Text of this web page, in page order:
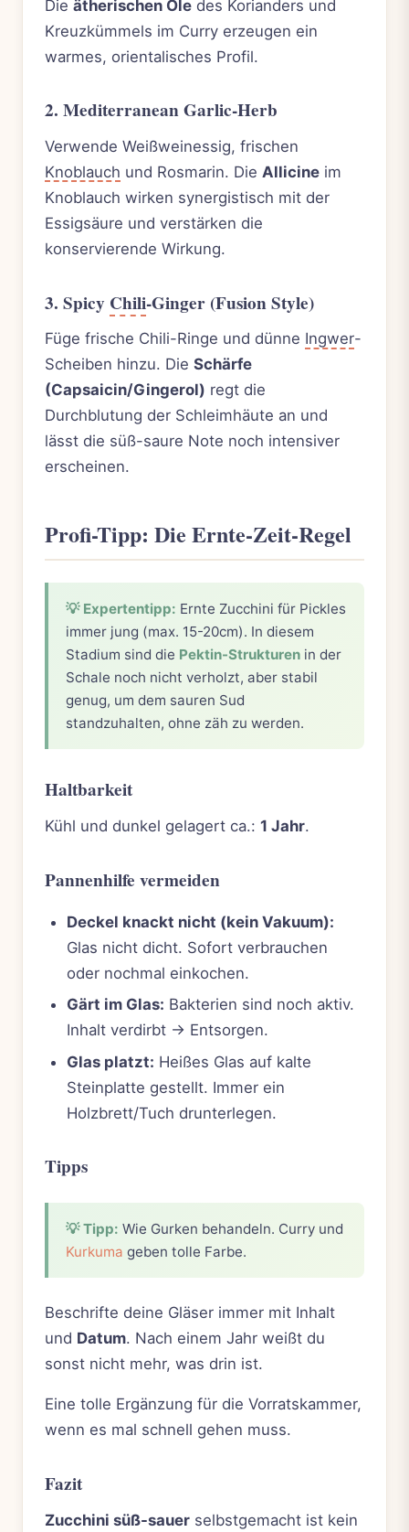
Die ätherischen Öle des Korianders und
Kreuzkümmels im Curry erzeugen ein
warmes, orientalisches Profil.
2. Mediterranean Garlic-Herb
Verwende Weißweinessig, frischen
Knoblauch und Rosmarin. Die Allicine im
Knoblauch wirken synergistisch mit der
Essigsäure und verstärken die
konservierende Wirkung.
3. Spicy Chili-Ginger (Fusion Style)
Füge frische Chili-Ringe und dünne Ingwer-
Scheiben hinzu. Die Schärfe
(Capsaicin/Gingerol) regt die
Durchblutung der Schleimhäute an und
lässt die süß-saure Note noch intensiver
erscheinen.
Profi-Tipp: Die Ernte-Zeit-Regel
💡 Expertentipp: Ernte Zucchini für Pickles
immer jung (max. 15-20cm). In diesem
Stadium sind die Pektin-Strukturen in der
Schale noch nicht verholzt, aber stabil
genug, um dem sauren Sud
standzuhalten, ohne zäh zu werden.
Haltbarkeit
Kühl und dunkel gelagert ca.: 1 Jahr.
Pannenhilfe vermeiden
Deckel knackt nicht (kein Vakuum):
Glas nicht dicht. Sofort verbrauchen
oder nochmal einkochen.
Gärt im Glas: Bakterien sind noch aktiv.
Inhalt verdirbt -> Entsorgen.
Glas platzt: Heißes Glas auf kalte
Steinplatte gestellt. Immer ein
Holzbrett/Tuch drunterlegen.
Tipps
💡 Tipp: Wie Gurken behandeln. Curry und
Kurkuma geben tolle Farbe.
Beschrifte deine Gläser immer mit Inhalt
und Datum. Nach einem Jahr weißt du
sonst nicht mehr, was drin ist.
Eine tolle Ergänzung für die Vorratskammer,
wenn es mal schnell gehen muss.
Fazit
Zucchini süß-sauer selbstgemacht ist kein